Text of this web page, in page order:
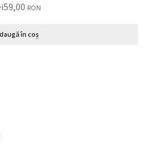
59,00 RON
în coș